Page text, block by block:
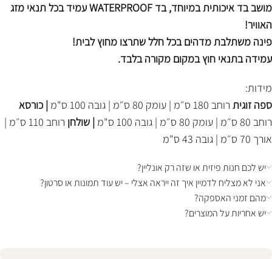
מושב בד איכותית במיוחד, בד WATERPROOF עמיד בכל תנאי מזג
האוויר!
פינה משתלבת מדהים בכל חלל שתרצו מחוץ לבית!
עמידה בתנאי חוץ במקום מקורה בלבד.
מידות:
ספה זוגית רוחב 180 ס״מ | עומק 80 ס״מ | גובה 100 ס"מ
| כורסא
רוחב 80 ס״מ | עומק 80 ס״מ | גובה 100 ס"מ
| שולחן
רוחב 110 ס״מ |
אורך 70 ס״מ | גובה 43 ס"מ
יש לכם חנות פיזית או שזה רק אונליין?
אני לא מצליח לדמיין איך זה ייראה אצלי – יש עוד תמונות או סרטון?
מהם זמני האספקה?
יש אחריות על המוצרים?